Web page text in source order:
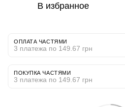
В избранное
ОПЛАТА ЧАСТЯМИ
3 платежа по 149.67 грн
ПОКУПКА ЧАСТЯМИ
3 платежа по 149.67 грн